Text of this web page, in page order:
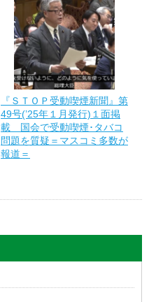
『ＳＴＯＰ受動喫煙新聞』第
49号(’25年１月発行)１面掲
載 国会で受動喫煙･タバコ
問題を質疑＝マスコミ多数が
報道＝